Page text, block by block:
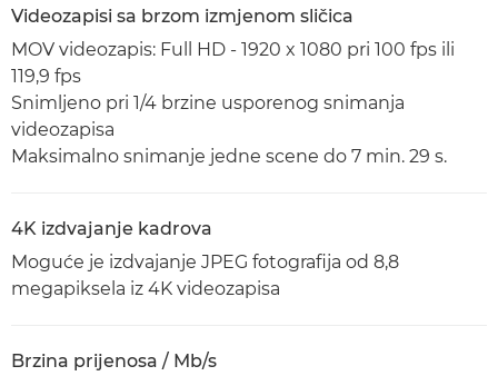
Videozapisi sa brzom izmjenom sličica
MOV videozapis: Full HD - 1920 x 1080 pri 100 fps ili
119,9 fps
Snimljeno pri 1/4 brzine usporenog snimanja
videozapisa
Maksimalno snimanje jedne scene do 7 min. 29 s.
4K izdvajanje kadrova
Moguće je izdvajanje JPEG fotografija od 8,8
megapiksela iz 4K videozapisa
Brzina prijenosa / Mb/s